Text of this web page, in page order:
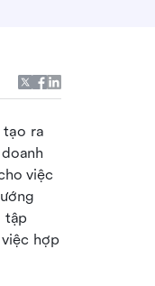
tạo ra
việc
tập
hợp